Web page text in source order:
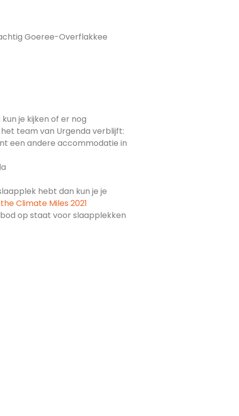
Goeree-Overflakkee
je kijken of er nog
team van Urgenda verblijft:
een andere accommodatie in
hebt dan kun je je
Climate Miles 2021
op staat voor slaapplekken